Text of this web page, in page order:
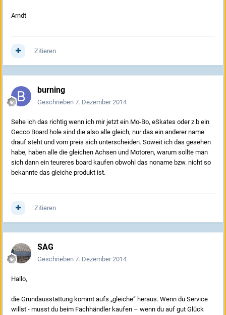
Arndt
Zitieren
burning
Geschrieben 7. Dezember 2014
Sehe ich das richtig wenn ich mir jetzt ein Mo-Bo, eSkates oder z.b ein
Gecco Board hole sind die also alle gleich, nur das ein anderer name
drauf steht und vom preis sich unterscheiden. Soweit ich das gesehen
habe, haben alle die gleichen Achsen und Motoren, warum sollte man
sich dann ein teureres board kaufen obwohl das noname bzw. nicht so
bekannte das gleiche produkt ist.
Zitieren
SAG
Geschrieben 7. Dezember 2014
Hallo,
die Grundausstattung kommt aufs „gleiche“ heraus. Wenn du Service
willst - musst du beim Fachhändler kaufen – wenn du auf gut Glück